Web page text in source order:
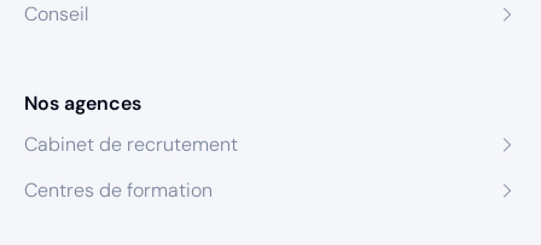
Conseil
Nos agences
Cabinet de recrutement
Centres de formation